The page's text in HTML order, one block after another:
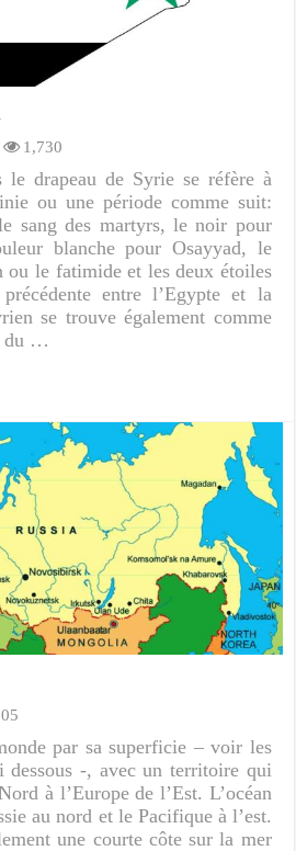
1,730
le drapeau de Syrie se réfère à
ou une période comme suit:
sang des martyrs, le noir pour
blanche pour Osayyad, le
ou le fatimide et les deux étoiles
entre l’Egypte et la
se trouve également comme
du …
par sa superficie – voir les
dessous -, avec un territoire qui
à l’Europe de l’Est. L’océan
au nord et le Pacifique à l’est.
une courte côte sur la mer